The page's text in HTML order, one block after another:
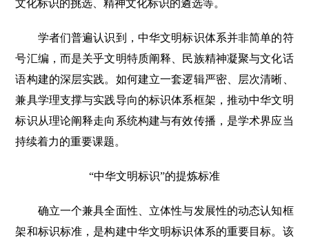
文化标识的挑选、精神文化标识的遴选等。
学者们普遍认识到，中华文明标识体系并非简单的符
号汇编，而是关乎文明特质阐释、民族精神凝聚与文化话
语构建的深层实践。如何建立一套逻辑严密、层次清晰、
兼具学理支撑与实践导向的标识体系框架，推动中华文明
标识从理论阐释走向系统构建与有效传播，是学术界应当
持续着力的重要课题。
“中华文明标识”的提炼标准
确立一个兼具全面性、立体性与发展性的动态认知框
架和标识标准，是构建中华文明标识体系的重要目标。该